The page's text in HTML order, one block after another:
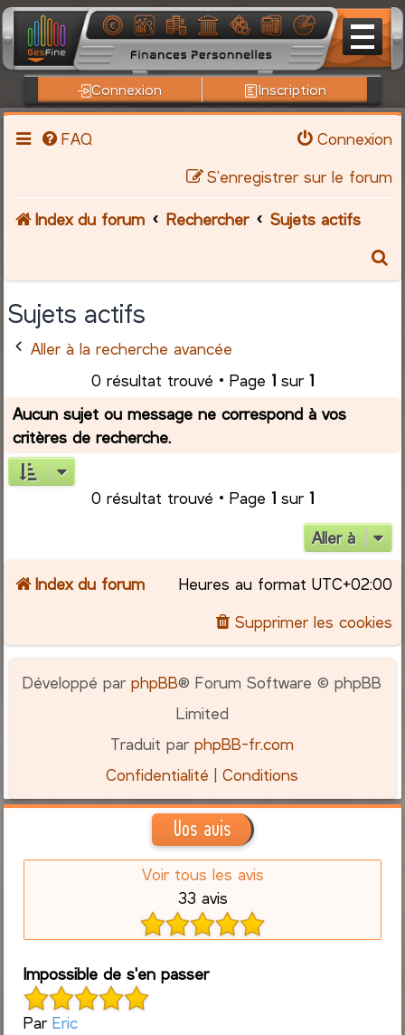
Connexion Inscription
FAQ
Connexion
S’enregistrer sur le forum
Index du forum Rechercher
Sujets actifs
e
r
Sujets actifs
Aller à la recherche avancée
0 résultat trouvé • Page 1 sur 1
Aucun sujet ou message ne correspond à vos
critères de recherche.
0 résultat trouvé • Page 1 sur 1
Aller à
Index du forum Heures au format UTC+02:00
Supprimer les cookies
Développé parphpBB® Forum Software © phpBB
Limited
Traduit parphpBB-fr.com
Confidentialité |Conditions
Vos avis
Voir tous les avis
33 avis
Impossible de s'en passer
ParEric